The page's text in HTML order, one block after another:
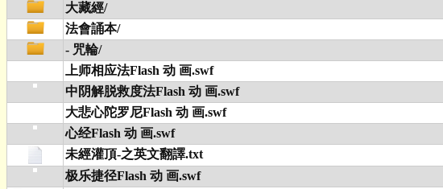
大藏經/
法會誦本/
- 咒輪/
上师相应法Flash 动 画.swf
中阴解脱救度法Flash 动 画.swf
大悲心陀罗尼Flash 动 画.swf
心经Flash 动 画.swf
未經灌頂-之英文翻譯.txt
极乐捷径Flash 动 画.swf